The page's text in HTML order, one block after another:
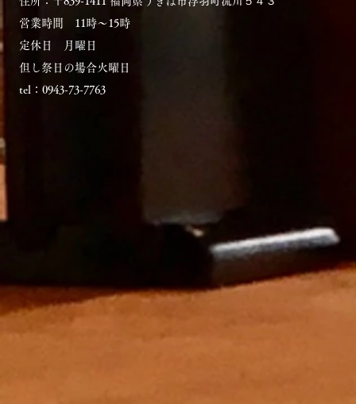
営業時間 11時〜15時
定休日 月曜日
但し祭日の場合火曜日
tel：0943-73-7763